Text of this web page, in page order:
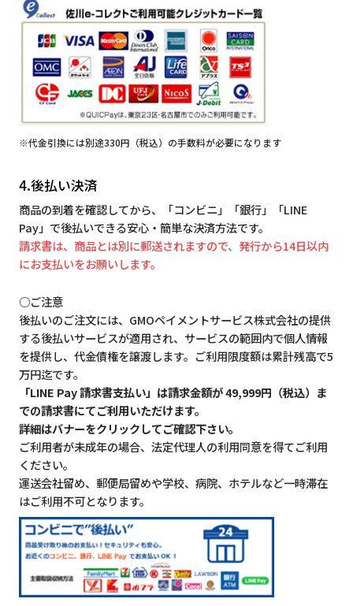
※代金引換には別途330円（税込）の手数料が必要になります
4.後払い決済
商品の到着を確認してから、「コンビニ」「銀行」「LINE
Pay」で後払いできる安心・簡単な決済方法です。
請求書は、商品とは別に郵送されますので、発行から14日以内
にお支払いをお願いします。
○ご注意
後払いのご注文には、GMOペイメントサービス株式会社の提供
する後払いサービスが適用され、サービスの範囲内で個人情報
を提供し、代金債権を譲渡します。ご利用限度額は累計残高で5
万円迄です。
「LINE Pay 請求書支払い」は請求金額が 49,999円（税込）ま
での請求書にてご利用いただけます。
詳細はバナーをクリックしてご確認下さい。
ご利用者が未成年の場合、法定代理人の利用同意を得てご利用
ください。
運送会社留め、郵便局留めや学校、病院、ホテルなど一時滞在
はご利用不可となります。